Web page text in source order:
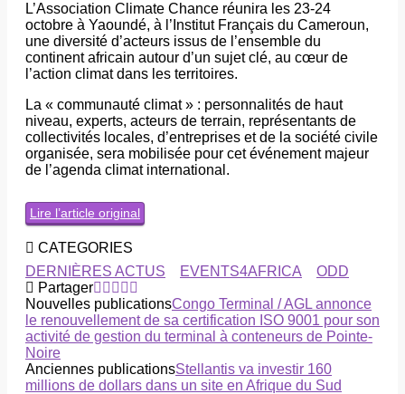
L’Association Climate Chance réunira les 23-24
octobre à Yaoundé, à l’Institut Français du Cameroun,
une diversité d’acteurs issus de l’ensemble du
continent africain autour d’un sujet clé, au cœur de
l’action climat dans les territoires.
La « communauté climat » : personnalités de haut
niveau, experts, acteurs de terrain, représentants de
collectivités locales, d’entreprises et de la société civile
organisée, sera mobilisée pour cet événement majeur
de l’agenda climat international.
Lire l’article original
CATEGORIES
DERNIÈRES ACTUS
EVENTS4AFRICA
ODD
Partager
Nouvelles publicationsCongo Terminal / AGL annonce
le renouvellement de sa certification ISO 9001 pour son
activité de gestion du terminal à conteneurs de Pointe-
Noire
Anciennes publicationsStellantis va investir 160
millions de dollars dans un site en Afrique du Sud